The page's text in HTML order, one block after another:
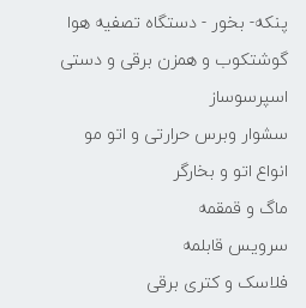
پنکه- بخور - دستگاه تصفیه هوا
گوشتکوب و همزن برقی و دستی
اسپرسوساز
سشوار وبرس حرارتی و اتو مو
انواع اتو و بخارگر
ماگ و قمقمه
سرویس قابلمه
فلاسک و کتری برقی